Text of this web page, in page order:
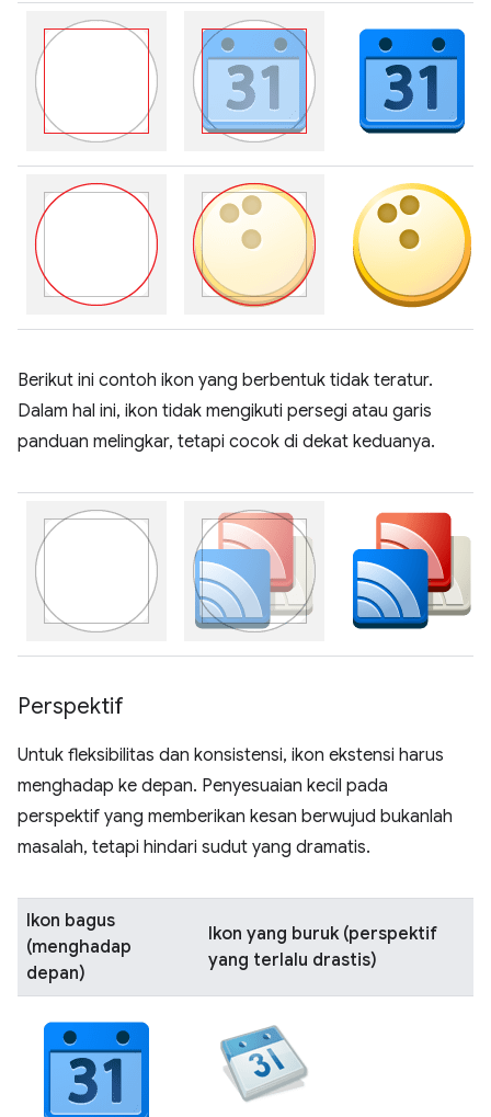
Berikut ini contoh ikon yang berbentuk tidak teratur.
Dalam hal ini, ikon tidak mengikuti persegi atau garis
panduan melingkar, tetapi cocok di dekat keduanya.
Perspektif
Untuk fleksibilitas dan konsistensi, ikon ekstensi harus
menghadap ke depan. Penyesuaian kecil pada
perspektif yang memberikan kesan berwujud bukanlah
masalah, tetapi hindari sudut yang dramatis.
Ikon bagus
(menghadap
depan)
Ikon yang buruk (perspektif
yang terlalu drastis)